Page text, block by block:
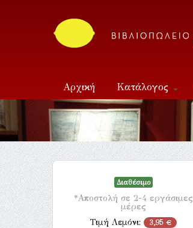
Αρχική Κατάλογος
Επικοινωνία
Διαθέσιμο
*Αποστολή σε 2-4 εργάσιμες
μέρες
Τιμή Λεμόνι: 3,95 €